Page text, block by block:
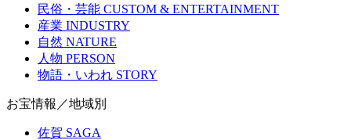
民俗・芸能 CUSTOM & ENTERTAINMENT
産業 INDUSTRY
自然 NATURE
人物 PERSON
物語・いわれ STORY
お宝情報／地域別
佐賀 SAGA